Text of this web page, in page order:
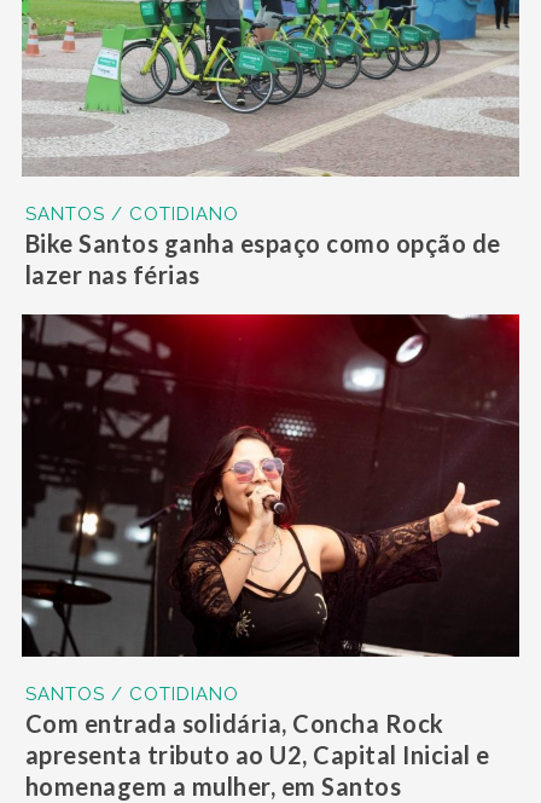
SANTOS / COTIDIANO
Bike Santos ganha espaço como opção de
lazer nas férias
SANTOS / COTIDIANO
Com entrada solidária, Concha Rock
apresenta tributo ao U2, Capital Inicial e
homenagem a mulher, em Santos